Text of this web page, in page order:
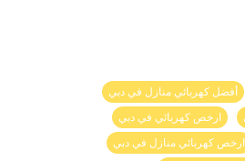
أفضل كهربائي منازل في دبي
ارخص كهربائي في دبي
ارخص كهربائي منازل في دبي